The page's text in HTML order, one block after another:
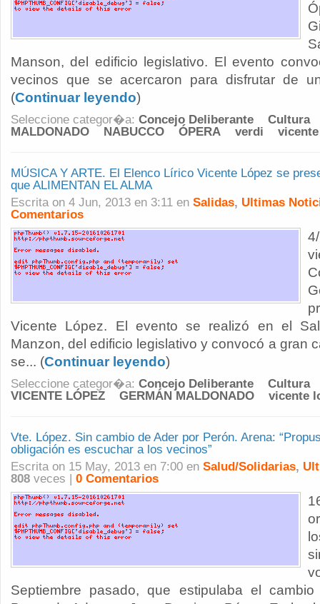
Manson, del edificio legislativo. El evento
vecinos que se acercaron para disfrutar de
(Continuar leyendo)
Seleccione categor�a: Concejo Deliberante
Cultura
MALDONADO
NABUCCO ÓPERA verdi
MÚSICA Y ARTE. El Elenco Lírico Vicente López se
que ALIMENTAN EL ALMA
Escrita on 4 Jun, 2013 en 3:11 en Salidas, Ultimas
Comentarios
Vicente López. El evento se realizó en el
Manzon, del edificio legislativo y convocó a gran
se... (Continuar leyendo)
Seleccione categor�a: Concejo Deliberante
Cultura
VICENTE LÓPEZ
GERMÁN MALDONADO vicente
Vte. López. Sin cambio de Ader por Perón. Arena:
obligación es escuchar a los vecinos”
Escrita on 15 May, 2013 en 7:00 en Salud/Solidarias,
808 veces | 0 Comentarios
Septiembre pasado, que estipulaba el